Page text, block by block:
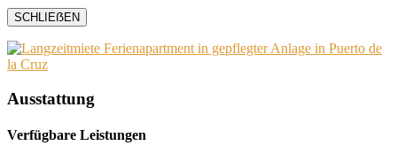
SCHLIEẞEN
Ausstattung
Verfügbare Leistungen